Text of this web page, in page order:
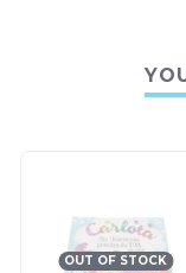
OUT OF STOCK